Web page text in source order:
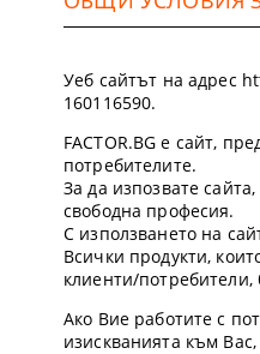
Уеб сайтът на адрес
160116590.
FACTOR.BG е сайт,
потребителите.
За да изпозвате
свободна професия.
С използването на
Всички продукти,
клиенти/
Ако Вие работите с
изискванията към